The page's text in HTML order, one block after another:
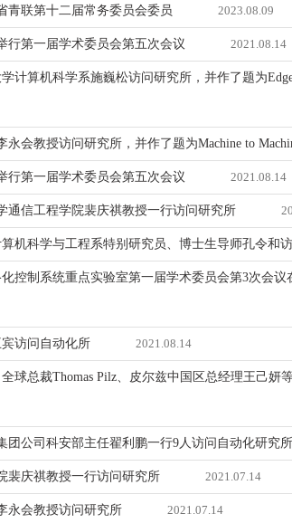
青联第十二届常务委员会委员 2023.08.09
行第一届学术委员会第五次会议 2021.08.14
计算机科学系施巍松访问研究所，并作了题为
会教授访问研究所，并作了题为Machine to
行第一届学术委员会第五次会议 2021.08.14
通信工程学院裴庆祺教授一行访问研究所
机科学与工程系特别研究员、博士生导师孔令和
控制系统重点实验室第一届学术委员会第3次会
访问自动化所 2021.08.14
球总裁Thomas Pilz、皮尔兹中国区总经理王己妍
团公司科安部主任翟利鹏一行9人访问自动化研究所
裴庆祺教授一行访问研究所 2021.07.14
永会教授访问研究所 2021.07.14